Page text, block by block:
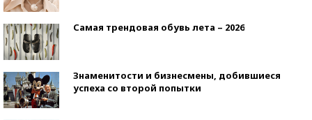
Самая трендовая обувь лета – 2026
Знаменитости и бизнесмены, добившиеся
успеха со второй попытки